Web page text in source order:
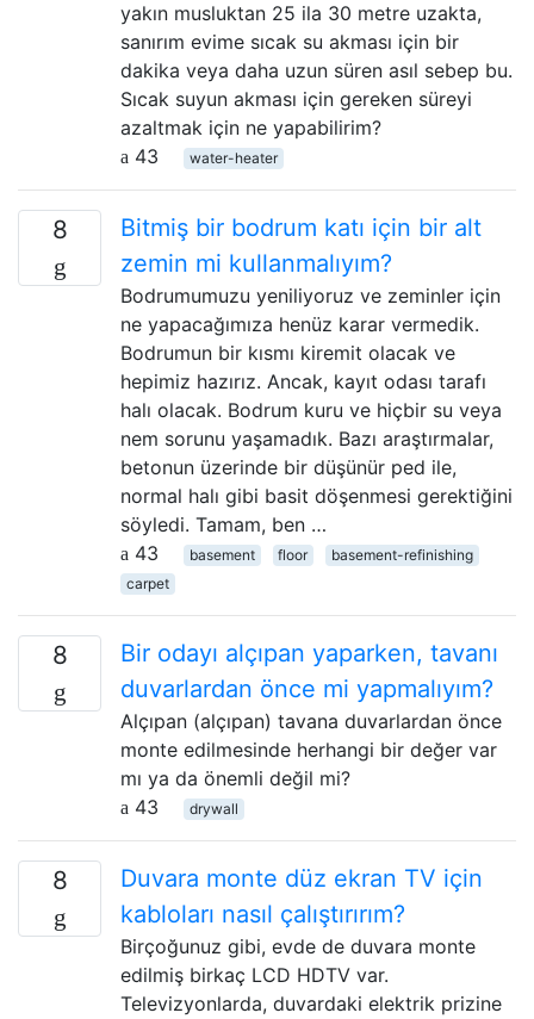
yakın musluktan 25 ila 30 metre uzakta,
sanırım evime sıcak su akması için bir
dakika veya daha uzun süren asıl sebep bu.
Sıcak suyun akması için gereken süreyi
azaltmak için ne yapabilirim?
43
water-heater
8
Bitmiş bir bodrum katı için bir alt
zemin mi kullanmalıyım?
Bodrumumuzu yeniliyoruz ve zeminler için
ne yapacağımıza henüz karar vermedik.
Bodrumun bir kısmı kiremit olacak ve
hepimiz hazırız. Ancak, kayıt odası tarafı
halı olacak. Bodrum kuru ve hiçbir su veya
nem sorunu yaşamadık. Bazı araştırmalar,
betonun üzerinde bir düşünür ped ile,
normal halı gibi basit döşenmesi gerektiğini
söyledi. Tamam, ben …
43
basement floor
basement-refinishing
carpet
8
Bir odayı alçıpan yaparken, tavanı
duvarlardan önce mi yapmalıyım?
Alçıpan (alçıpan) tavana duvarlardan önce
monte edilmesinde herhangi bir değer var
mı ya da önemli değil mi?
43
drywall
8
Duvara monte düz ekran TV için
kabloları nasıl çalıştırırım?
Birçoğunuz gibi, evde de duvara monte
edilmiş birkaç LCD HDTV var.
Televizyonlarda, duvardaki elektrik prizine